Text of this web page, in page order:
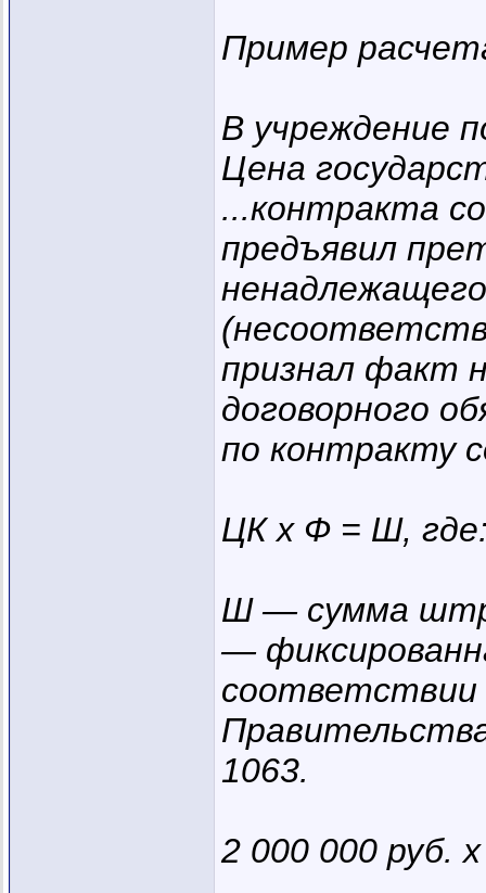
Пример
В учреждение
Цена
...контракта
предъявил
признал факт
договорного
по контракту
ЦК х Ф = Ш,
Ш — сумма
—
соответствии
1063.
2 000 000 руб.